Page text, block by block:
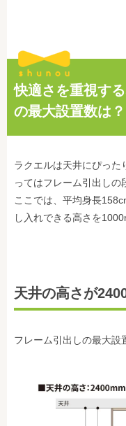
快適さを重視す
の最大設置数は？
ラクエルは天井にぴった
ってはフレーム引出しの
ここでは、平均身長
し入れできる高さを
天井の高さが
フレーム引出しの最大設